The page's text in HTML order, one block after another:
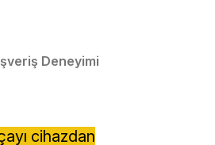
Deneyimi
cihazdan